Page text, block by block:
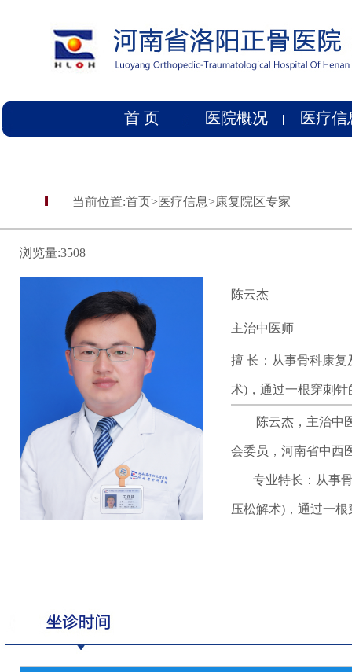
首 页 医院概况 医疗信
当前位置:首页>医疗信息>康复院区专家
浏览量:3508
陈云杰
主治中医师
擅 长：从事骨科康
术)，通过一根穿刺
陈云杰，主治中医
会委员，河南省中西
专业特长：从事骨
压松解术)，通过一